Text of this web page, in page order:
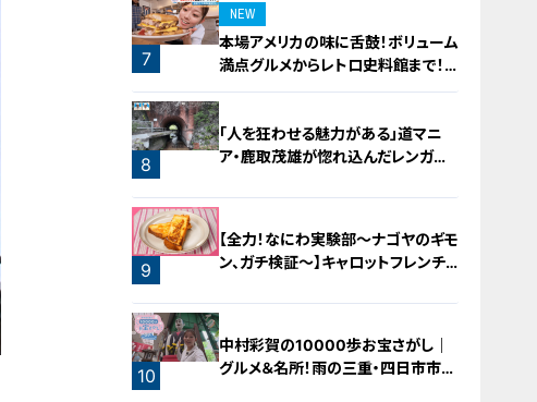
7
NEW
本場アメリカの味に舌鼓！ボリューム
満点グルメからレトロ史料館まで！
愛知・東海市の感動スポット3選
8
「人を狂わせる魅力がある」道マニ
ア・鹿取茂雄が惚れ込んだレンガの
9
【全力！なにわ実験部～ナゴヤのギモ
ン、ガチ検証～】キャロットフレンチ
10
中村彩賀の10000歩お宝さがし｜
グルメ＆名所！雨の三重・四日市市で